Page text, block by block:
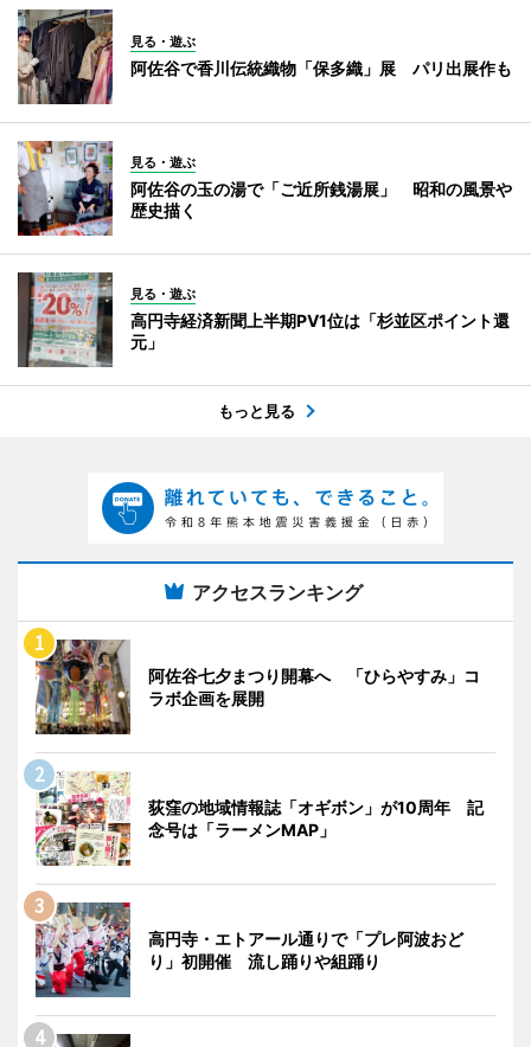
見る・遊ぶ
阿佐谷で香川伝統織物「保多織」展 パリ出展作も
見る・遊ぶ
阿佐谷の玉の湯で「ご近所銭湯展」 昭和の風景や
歴史描く
見る・遊ぶ
高円寺経済新聞上半期PV1位は「杉並区ポイント還
元」
もっと見る
アクセスランキング
阿佐谷七夕まつり開幕へ 「ひらやすみ」コ
ラボ企画を展開
荻窪の地域情報誌「オギボン」が10周年 記
念号は「ラーメンMAP」
高円寺・エトアール通りで「プレ阿波おど
り」初開催 流し踊りや組踊り